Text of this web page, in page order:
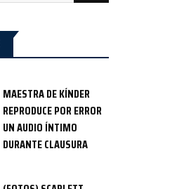
MAESTRA DE KÍNDER
REPRODUCE POR ERROR
UN AUDIO ÍNTIMO
DURANTE CLAUSURA